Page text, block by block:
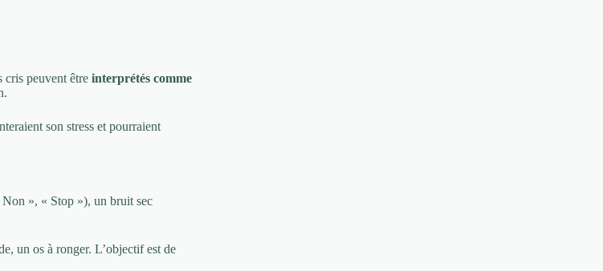
cris peuvent être interprétés comme
son stress et pourraient
», « Stop »), un bruit sec
un os à ronger. L’objectif est de